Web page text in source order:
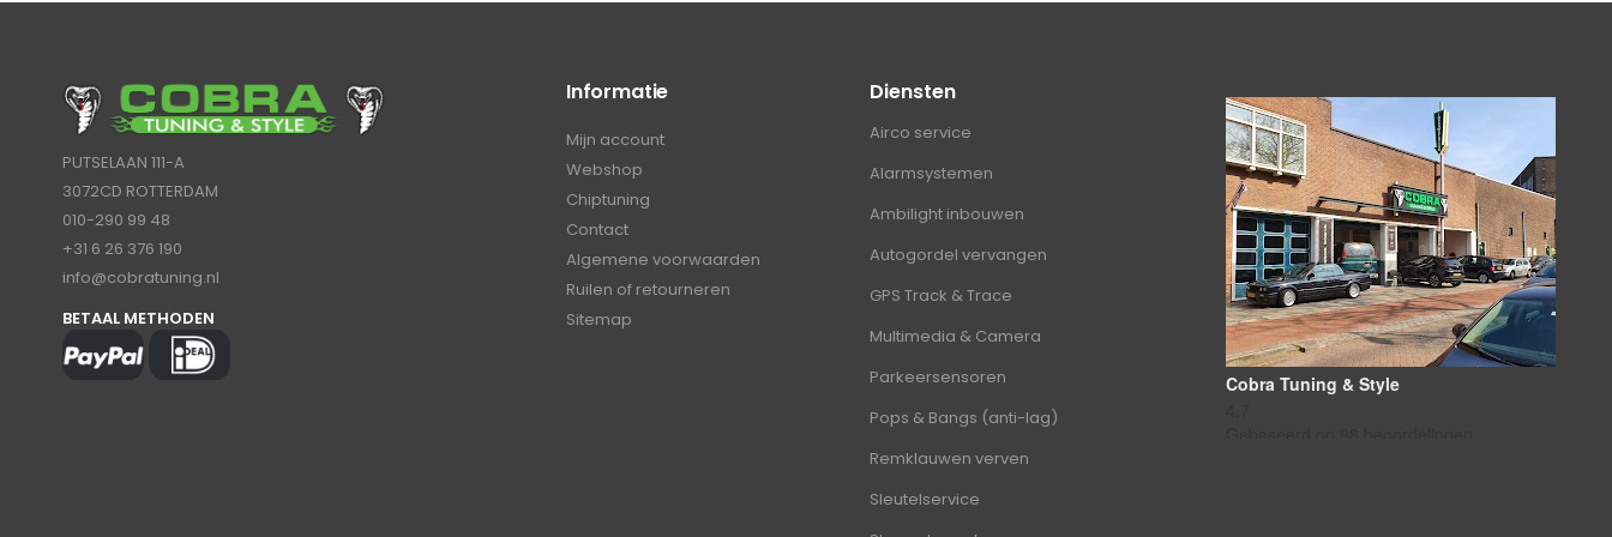
PUTSELAAN 111-A
3072CD ROTTERDAM
010-290 99 48
+31 6 26 376 190
info@cobratuning.nl
BETAAL METHODEN
Informatie
Mijn account
Webshop
Chiptuning
Contact
Algemene voorwaarden
Ruilen of retourneren
Sitemap
Diensten
Airco service
Alarmsystemen
Ambilight inbouwen
Autogordel vervangen
GPS Track & Trace
Multimedia & Camera
Parkeersensoren
Pops & Bangs (anti-lag)
Remklauwen verven
Sleutelservice
Cobra Tuning & Style